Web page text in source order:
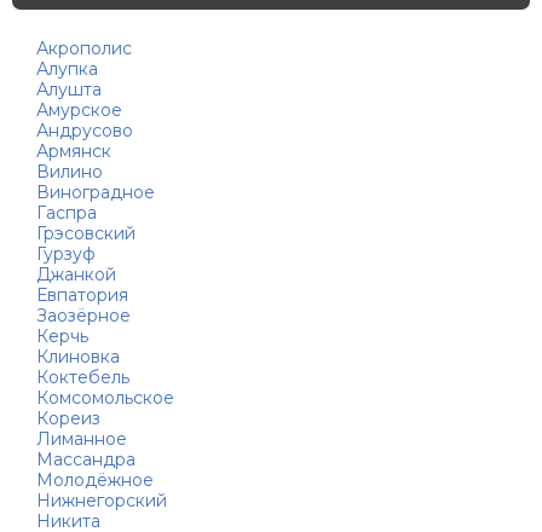
Акрополис
Алупка
Алушта
Амурское
Андрусово
Армянск
Вилино
Виноградное
Гаспра
Грэсовский
Гурзуф
Джанкой
Евпатория
Заозёрное
Керчь
Клиновка
Коктебель
Комсомольское
Кореиз
Лиманное
Массандра
Молодёжное
Нижнегорский
Никита